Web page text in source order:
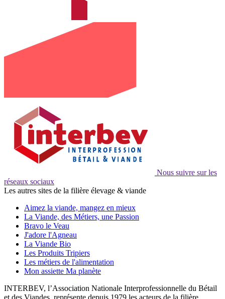
Nous suivre sur les
réseaux sociaux
Les autres sites de la filière élevage & viande
Aimez la viande, mangez en mieux
La Viande, des Métiers, une Passion
Bravo le Veau
J'adore l'Agneau
La Viande Bio
Les Produits Tripiers
Les métiers de l'alimentation
Mon assiette Ma planète
INTERBEV, l’Association Nationale Interprofessionnelle du Bétail
et des Viandes, représente depuis 1979 les acteurs de la filière